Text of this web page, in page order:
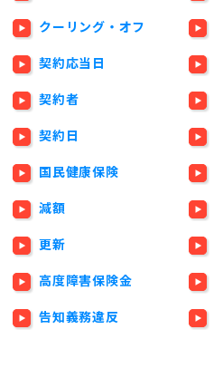
クーリング・オフ
契約応当日
契約者
契約日
国民健康保険
減額
更新
高度障害保険金
告知義務違反